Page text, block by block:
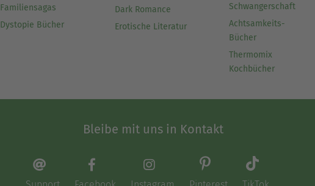
Familiensagas
Dystopie Bücher
Dark Romance
Erotische Literatur
Schwangerschaft
Achtsamkeits-
Bücher
Thermomix
Kochbücher
Bleibe mit uns in Kontakt